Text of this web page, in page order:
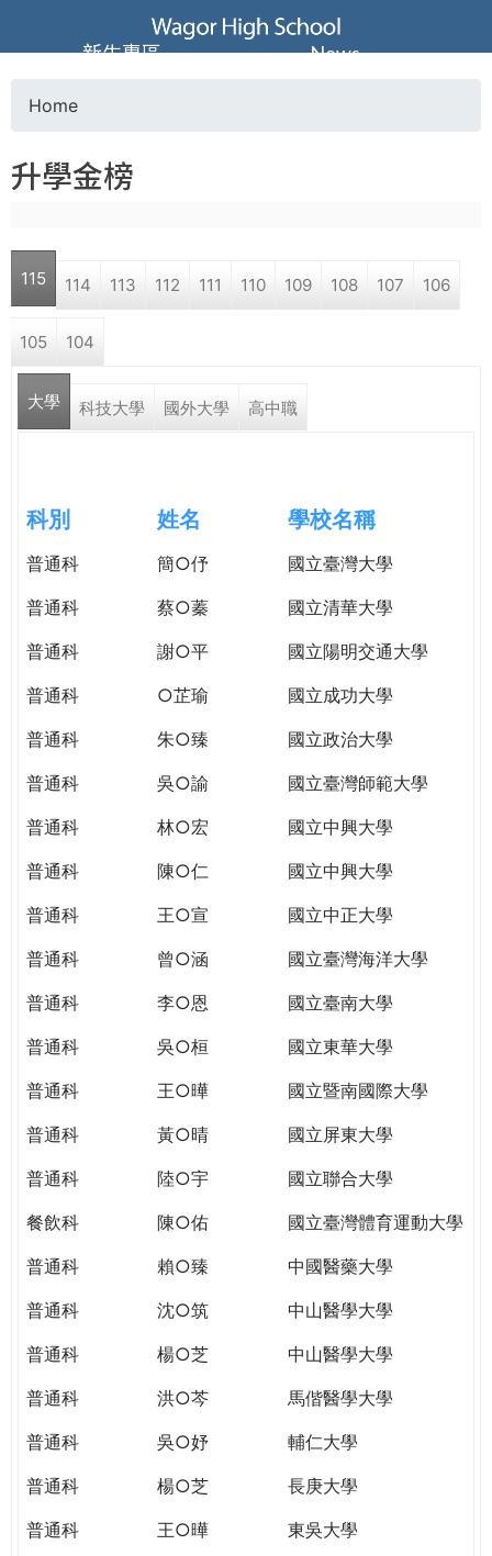
Jump to navigation
葳
格
高
中
學
格。
民。
TODAY
WORLD
TOMORROW
YOU
THE
PATH
GLOBAL
o
u
a
r
e
e
r
e
Home
升學金榜
115 114 113 112 111 110 109 108 107 106
105 104
大學 科技大學 國外大學 高中職
科別 姓名 學校名稱
普通科 簡○伃
國立臺灣大學
普通科
蔡○蓁
國立清華大學
普通科
謝○平
國立陽明交通大學
普通科
○芷瑜
國立成功大學
普通科
朱○臻
國立政治大學
普通科
吳○諭
國立臺灣師範大學
普通科
林○宏
國立中興大學
普通科
陳○仁
國立中興大學
普通科
王○宣
國立中正大學
普通科
曾○涵
國立臺灣海洋大學
普通科
李○恩
國立臺南大學
普通科
吳○桓
國立東華大學
普通科
王○曄
國立暨南國際大學
普通科
黃○晴
國立屏東大學
普通科
陸○宇
國立聯合大學
餐飲科
陳○佑
國立臺灣體育運動大學
普通科
賴○臻
中國醫藥大學
普通科
沈○筑
中山醫學大學
普通科
楊○芝
中山醫學大學
普通科
洪○芩
馬偕醫學大學
普通科
吳○妤
輔仁大學
普通科
楊○芝
長庚大學
普通科
王○曄
東吳大學
新生專區 News